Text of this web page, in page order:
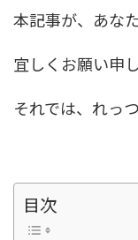
本記事が、あな
宜しくお願い申
それでは、れっ
目次